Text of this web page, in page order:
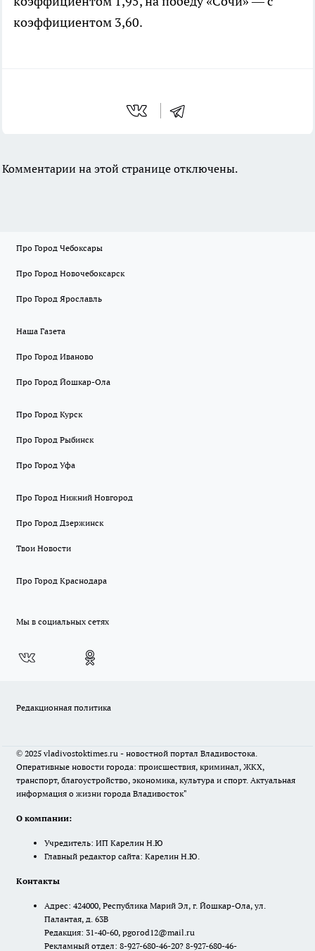
коэффициентом 3,60.
Комментарии на этой странице отключены.
Про Город Чебоксары
Про Город Новочебоксарск
Про Город Ярославль
Наша Газета
Про Город Иваново
Про Город Йошкар-Ола
Про Город Курск
Про Город Рыбинск
Про Город Уфа
Про Город Нижний Новгород
Про Город Дзержинск
Твои Новости
Про Город Краснодара
Мы в социальных сетях
Редакционная политика
© 2025 vladivostoktimes.ru - новостной портал Владивостока.
Оперативные новости города: происшествия, криминал, ЖКХ,
транспорт, благоустройство, экономика, культура и спорт. Актуальная
информация о жизни города Владивосток"
О компании:
Учредитель: ИП Карелин Н.Ю
Главный редактор сайта: Карелин Н.Ю.
Контакты
Адрес: 424000, Республика Марий Эл, г. Йошкар-Ола, ул.
Палантая, д. 63В
Редакция: 31-40-60, pgorod12@mail.ru
Рекламный отдел: 8-927-680-46-20? 8-927-680-46-